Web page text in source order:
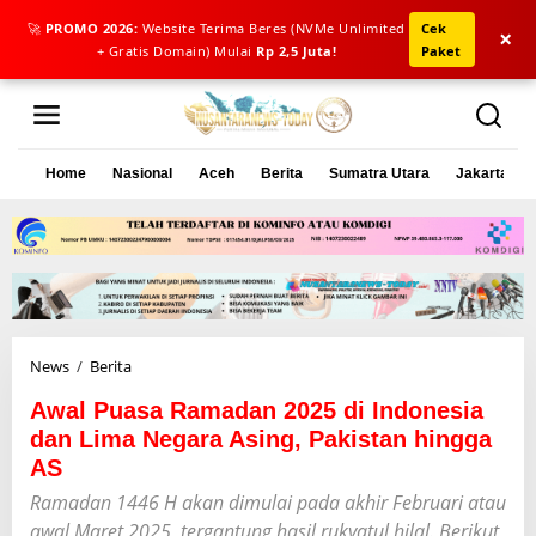
🚀 PROMO 2026: Website Terima Beres (NVMe Unlimited
+ Gratis Domain) Mulai Rp 2,5 Juta!
Cek
Paket
×
L
Home Nasional Aceh Berita Sumatra Utara Jakarta
News / Berita
a
l
a
s
Awal Puasa Ramadan 2025 di Indonesia
dan Lima Negara Asing, Pakistan hingga
AS
Ramadan 1446 H akan dimulai pada akhir Februari atau